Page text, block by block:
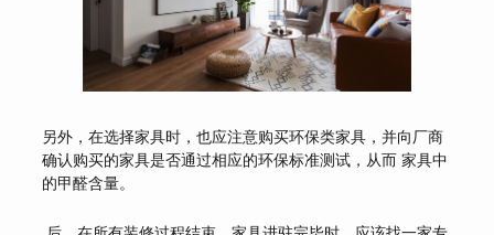
另外，在选择家具时，也应注意购买环保类家具，并向厂商
确认购买的家具是否通过相应的环保标准测试，从而 家具中
的甲醛含量。